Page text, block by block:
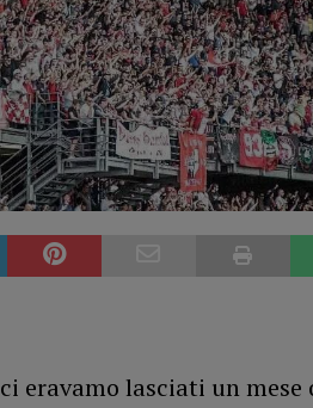
eravamo lasciati un mese